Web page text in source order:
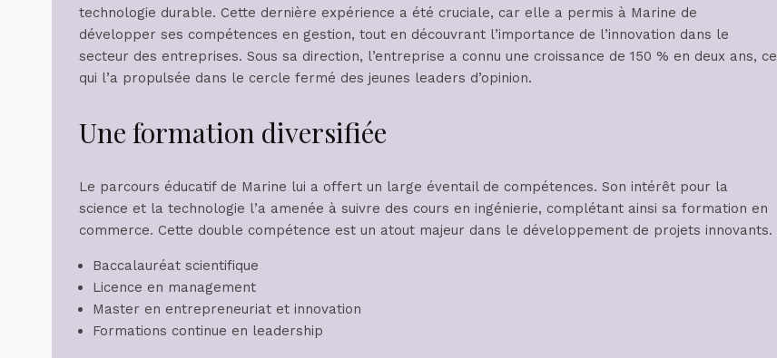
technologie durable. Cette dernière expérience a été cruciale, car elle a permis à Marine de
développer ses compétences en gestion, tout en découvrant l’importance de l’innovation dans le
secteur des entreprises. Sous sa direction, l’entreprise a connu une croissance de 150 % en deux ans, ce
qui l’a propulsée dans le cercle fermé des jeunes leaders d’opinion.
Une formation diversifiée
Le parcours éducatif de Marine lui a offert un large éventail de compétences. Son intérêt pour la
science et la technologie l’a amenée à suivre des cours en ingénierie, complétant ainsi sa formation en
commerce. Cette double compétence est un atout majeur dans le développement de projets innovants.
Baccalauréat scientifique
Licence en management
Master en entrepreneuriat et innovation
Formations continue en leadership